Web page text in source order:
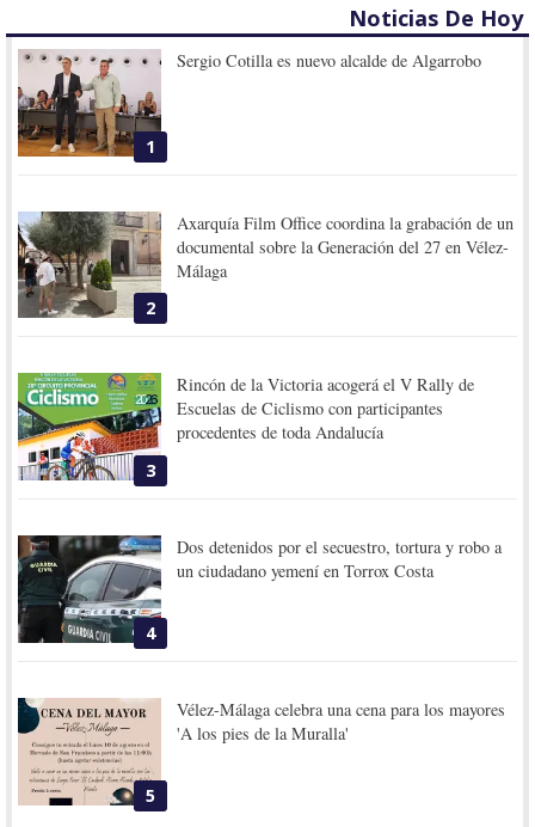
Noticias De Hoy
1
Sergio Cotilla es nuevo alcalde de Algarrobo
2
Axarquía Film Office coordina la grabación de un
documental sobre la Generación del 27 en Vélez-
Málaga
3
Rincón de la Victoria acogerá el V Rally de
Escuelas de Ciclismo con participantes
procedentes de toda Andalucía
4
Dos detenidos por el secuestro, tortura y robo a
un ciudadano yemení en Torrox Costa
5
Vélez-Málaga celebra una cena para los mayores
'A los pies de la Muralla'